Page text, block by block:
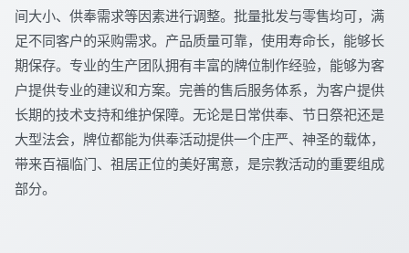
间大小、供奉需求等因素进行调整。批量批发与零售均可，满
足不同客户的采购需求。产品质量可靠，使用寿命长，能够长
期保存。专业的生产团队拥有丰富的牌位制作经验，能够为客
户提供专业的建议和方案。完善的售后服务体系，为客户提供
长期的技术支持和维护保障。无论是日常供奉、节日祭祀还是
大型法会，牌位都能为供奉活动提供一个庄严、神圣的载体，
带来百福临门、祖居正位的美好寓意，是宗教活动的重要组成
部分。